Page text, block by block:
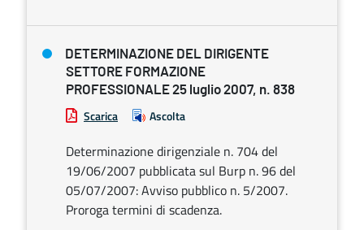
DETERMINAZIONE DEL DIRIGENTE
SETTORE FORMAZIONE
PROFESSIONALE 25 luglio 2007, n. 838
Scarica Ascolta
Determinazione dirigenziale n. 704 del
19/06/2007 pubblicata sul Burp n. 96 del
05/07/2007: Avviso pubblico n. 5/2007.
Proroga termini di scadenza.